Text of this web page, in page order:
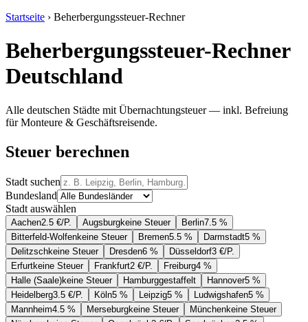
Startseite › Beherbergungssteuer-Rechner
Beherbergungssteuer-Rechner
Deutschland
Alle deutschen Städte mit Übernachtungsteuer — inkl. Befreiung
für Monteure & Geschäftsreisende.
Steuer berechnen
Stadt suchen
Bundesland
Stadt auswählen
Aachen2.5 €/P. Augsburgkeine Steuer Berlin7.5 %
Bitterfeld-Wolfenkeine Steuer Bremen5.5 % Darmstadt5 %
Delitzschkeine Steuer Dresden6 % Düsseldorf3 €/P.
Erfurtkeine Steuer Frankfurt2 €/P. Freiburg4 %
Halle (Saale)keine Steuer Hamburggestaffelt Hannover5 %
Heidelberg3.5 €/P. Köln5 % Leipzig5 % Ludwigshafen5 %
Mannheim4.5 % Merseburgkeine Steuer Münchenkeine Steuer